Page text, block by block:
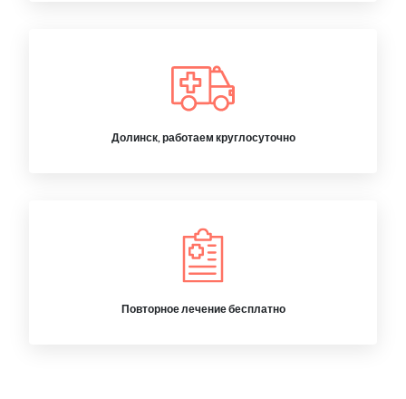
Долинск, работаем круглосуточно
Повторное лечение бесплатно